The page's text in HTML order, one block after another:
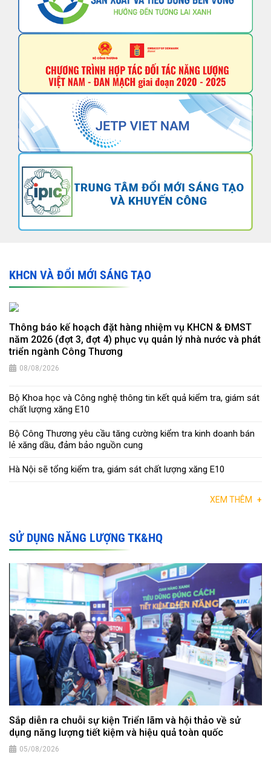
KHCN VÀ ĐỔI MỚI SÁNG TẠO
Thông báo kế hoạch đặt hàng nhiệm vụ KHCN & ĐMST
năm 2026 (đợt 3, đợt 4) phục vụ quản lý nhà nước và phát
triển ngành Công Thương
08/08/2026
Bộ Khoa học và Công nghệ thông tin kết quả kiểm tra, giám sát
chất lượng xăng E10
Bộ Công Thương yêu cầu tăng cường kiểm tra kinh doanh bán
lẻ xăng dầu, đảm bảo nguồn cung
Hà Nội sẽ tổng kiểm tra, giám sát chất lượng xăng E10
XEM THÊM +
SỬ DỤNG NĂNG LƯỢNG TK&HQ
Sắp diễn ra chuỗi sự kiện Triển lãm và hội thảo về sử
dụng năng lượng tiết kiệm và hiệu quả toàn quốc
05/08/2026